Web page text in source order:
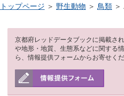
トップページ ＞ 野生動物 ＞ 鳥類 ＞
京都府レッドデータブックに掲載さ
や地形・地質、生態系などに関する
ら、情報提供フォームからお寄せくだ